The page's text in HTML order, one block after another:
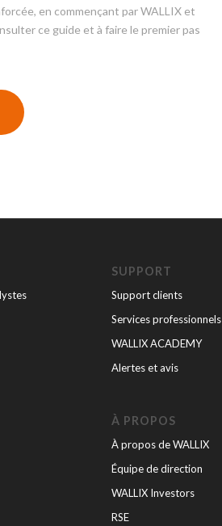
en commençant par WALLIX et
ce guide et à faire le premier pas
SUPPORT
Support clients
Services professionnels
WALLIX ACADEMY
Alertes et avis
À PROPOS
À propos de WALLIX
Équipe de direction
WALLIX Investors
RSE